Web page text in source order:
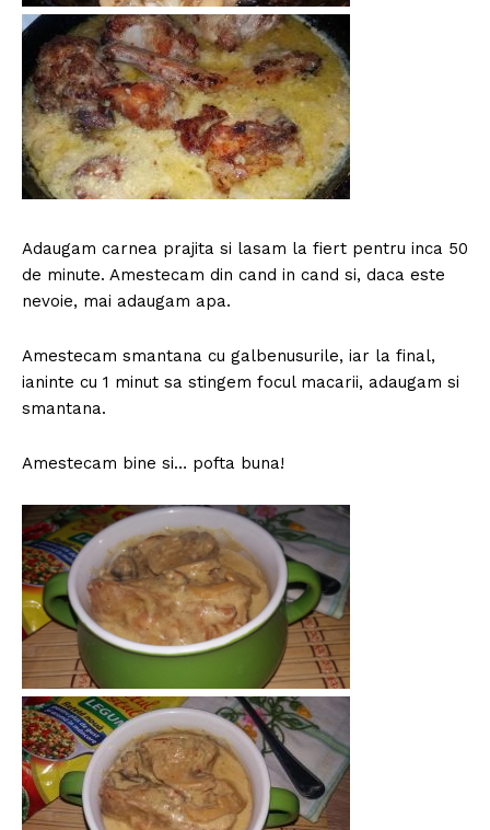
Adaugam carnea prajita si lasam la fiert pentru inca 50
de minute. Amestecam din cand in cand si, daca este
nevoie, mai adaugam apa.
Amestecam smantana cu galbenusurile, iar la final,
ianinte cu 1 minut sa stingem focul macarii, adaugam si
smantana.
Amestecam bine si… pofta buna!